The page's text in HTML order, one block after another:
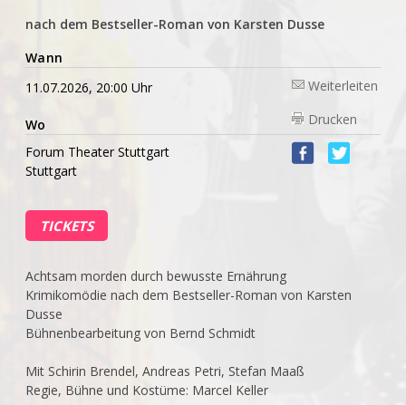
nach dem Bestseller-Roman von Karsten Dusse
Wann
11.07.2026, 20:00 Uhr
Weiterleiten
Wo
Drucken
Forum Theater Stuttgart
Stuttgart
TICKETS
Achtsam morden durch bewusste Ernährung
Krimikomödie nach dem Bestseller-Roman von Karsten
Dusse
Bühnenbearbeitung von Bernd Schmidt
Mit Schirin Brendel, Andreas Petri, Stefan Maaß
Regie, Bühne und Kostüme: Marcel Keller